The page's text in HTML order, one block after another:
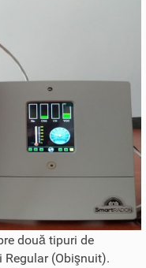
două tipuri de
(Obişnuit).